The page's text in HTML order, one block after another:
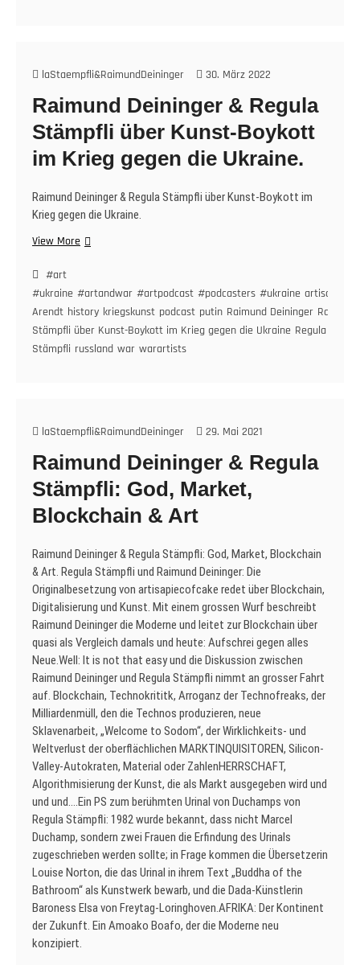
laStaempfli&RaimundDeininger 30. März 2022
Raimund Deininger & Regula
Stämpfli über Kunst-Boykott
im Krieg gegen die Ukraine.
Raimund Deininger & Regula Stämpfli über Kunst-Boykott im
Krieg gegen die Ukraine.
View MoreRaimund
Regula
Stämpfli
über
Kunst-
die
#art
#ukraine #artandwar #artpodcast #podcasters #ukraine
Arendt history kriegskunst podcast putin Raimund Deininger
Stämpfli über Kunst-Boykott im Krieg gegen die Ukraine Regula
Stämpfli russland war warartists
laStaempfli&RaimundDeininger 29. Mai 2021
Raimund Deininger & Regula
Stämpfli: God, Market,
Blockchain & Art
Raimund Deininger & Regula Stämpfli: God, Market, Blockchain
& Art. Regula Stämpfli und Raimund Deininger: Die
Originalbesetzung von artisapiecofcake redet über Blockchain,
Digitalisierung und Kunst. Mit einem grossen Wurf beschreibt
Raimund Deininger die Moderne und leitet zur Blockchain über
quasi als Vergleich damals und heute: Aufschrei gegen alles
Neue.Well: It is not that easy und die Diskussion zwischen
Raimund Deininger und Regula Stämpfli nimmt an grosser Fahrt
auf. Blockchain, Technokrititk, Arroganz der Technofreaks, der
Milliardenmüll, den die Technos produzieren, neue
Sklavenarbeit, „Welcome to Sodom“, der Wirklichkeits- und
Weltverlust der oberflächlichen MARKTINQUISITOREN, Silicon-
Valley-Autokraten, Material oder ZahlenHERRSCHAFT,
Algorithmisierung der Kunst, die als Markt ausgegeben wird und
und und….Ein PS zum berühmten Urinal von Duchamps von
Regula Stämpfli: 1982 wurde bekannt, dass nicht Marcel
Duchamp, sondern zwei Frauen die Erfindung des Urinals
zugeschrieben werden sollte; in Frage kommen die Übersetzerin
Louise Norton, die das Urinal in ihrem Text „Buddha of the
Bathroom“ als Kunstwerk bewarb, und die Dada-Künstlerin
Baroness Elsa von Freytag-Loringhoven.AFRIKA: Der Kontinent
der Zukunft. Ein Amoako Boafo, der die Moderne neu
konzipiert.